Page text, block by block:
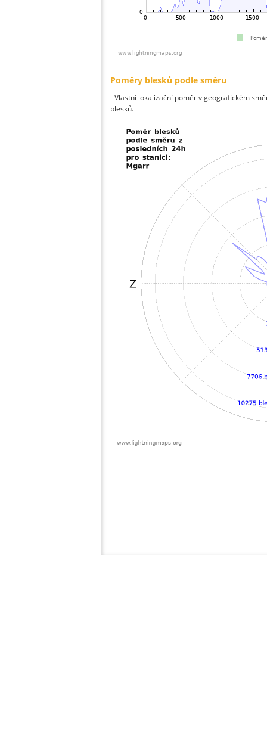
Poměry blesků podle směru
¨Vlastní lokalizační poměr v geografickém
blesků.